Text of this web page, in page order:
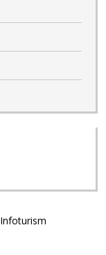
Infoturism